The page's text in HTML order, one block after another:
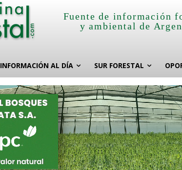
Fuente de información
y ambiental de
INFORMACIÓN AL DÍA SUR FORESTAL